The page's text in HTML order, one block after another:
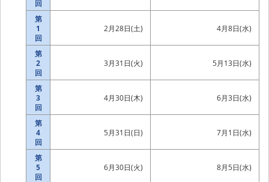
回
第
1
回
2月28日(土) 4月8日(水)
第
2
回
3月31日(火) 5月13日(水)
第
3
回
4月30日(木) 6月3日(水)
第
4
回
5月31日(日) 7月1日(水)
第
5
回
6月30日(火) 8月5日(水)